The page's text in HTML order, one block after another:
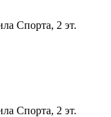
Спорта, 2 эт.
Спорта, 2 эт.